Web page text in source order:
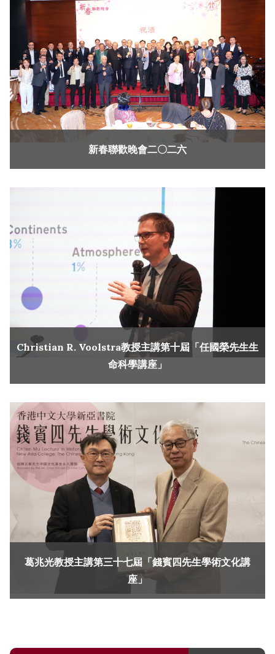
新春聯歡晚會二〇二六
Christian R. Voolstra教授主講第十屆「任國榮先生生
命科學講座」
葛兆光教授主講第三十七屆「錢賓四先生學術文化講
座」